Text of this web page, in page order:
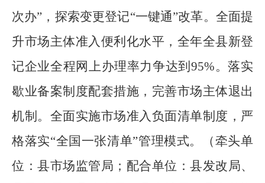
次办” ，探索变更登记“一键通”改革。全面提
升市场主体准入便利化水平，全年全县新登
记企业全程网上办理率力争达到95%。落实
歇业备案制度配套措施，完善市场主体退出
机制。全面实施市场准入负面清单制度，严
格落实“全国一张清单”管理模式。 （牵头单
位：县市场监管局 ； 配合单位：县发改局、